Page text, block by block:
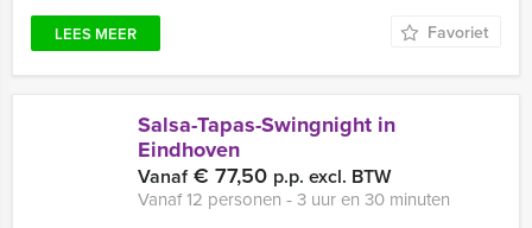
LEES MEER Favoriet
Salsa-Tapas-Swingnight in
Eindhoven
Vanaf€ 77,50 p.p. excl. BTW
Vanaf 12 personen ‐ 3 uur en 30 minuten